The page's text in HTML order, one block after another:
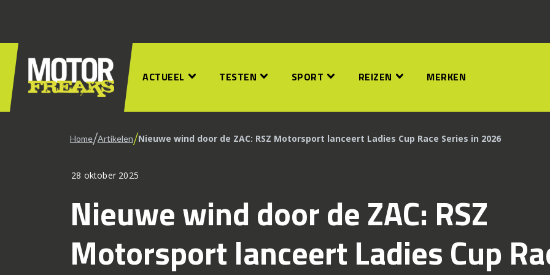
ACTUEEL TESTEN SPORT REIZEN MERKEN
Home/Artikelen/Nieuwe wind door de ZAC: RSZ Motorsport lanceert Ladies Cup Race Series in 2026
28 oktober 2025
Nieuwe wind door de ZAC: RSZ
Motorsport lanceert Ladies Cup